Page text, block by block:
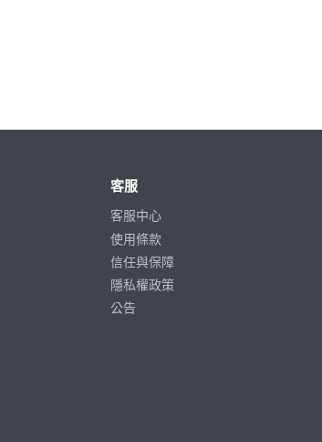
客服
客服中心
使用條款
信任與保障
隱私權政策
公告